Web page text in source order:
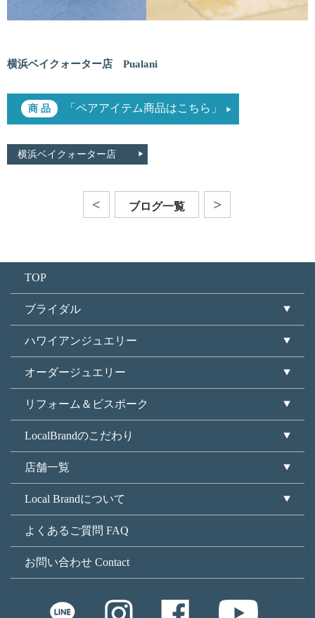
横浜ベイクォーター店 Pualani
「ペアアイテム商品はこちら」
横浜ベイクォーター店
ブログ一覧
TOP
ブライダル
ハワイアンジュエリー
オーダージュエリー
リフォーム＆ビスポーク
LocalBrandのこだわり
店舗一覧
Local Brandについて
よくあるご質問 FAQ
お問い合わせ Contact